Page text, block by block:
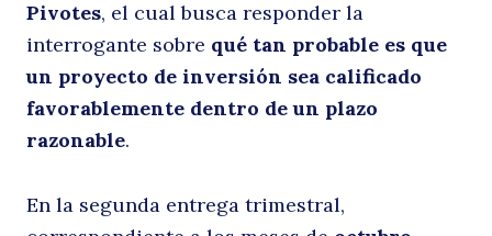
Pivotes, el cual busca responder la
interrogante sobre qué tan probable es que
un proyecto de inversión sea calificado
favorablemente dentro de un plazo
razonable.
En la segunda entrega trimestral,